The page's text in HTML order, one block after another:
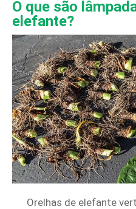
O que são
elefante?
Orelhas de elefante